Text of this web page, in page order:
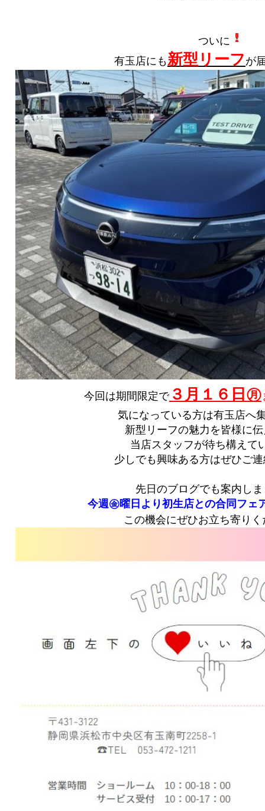
ついに
有玉店にも新型リーフ が
今回は期間限定で３月１６日㊊
気になっている方は有玉店へ
新型リーフの魅力を皆様に
当店スタッフが待ち構えて
少しでも興味ある方はぜひご
先日のブログでも案内し
今週㊎曜日より初生店との合同フェ
この機会にぜひお立ち寄りく